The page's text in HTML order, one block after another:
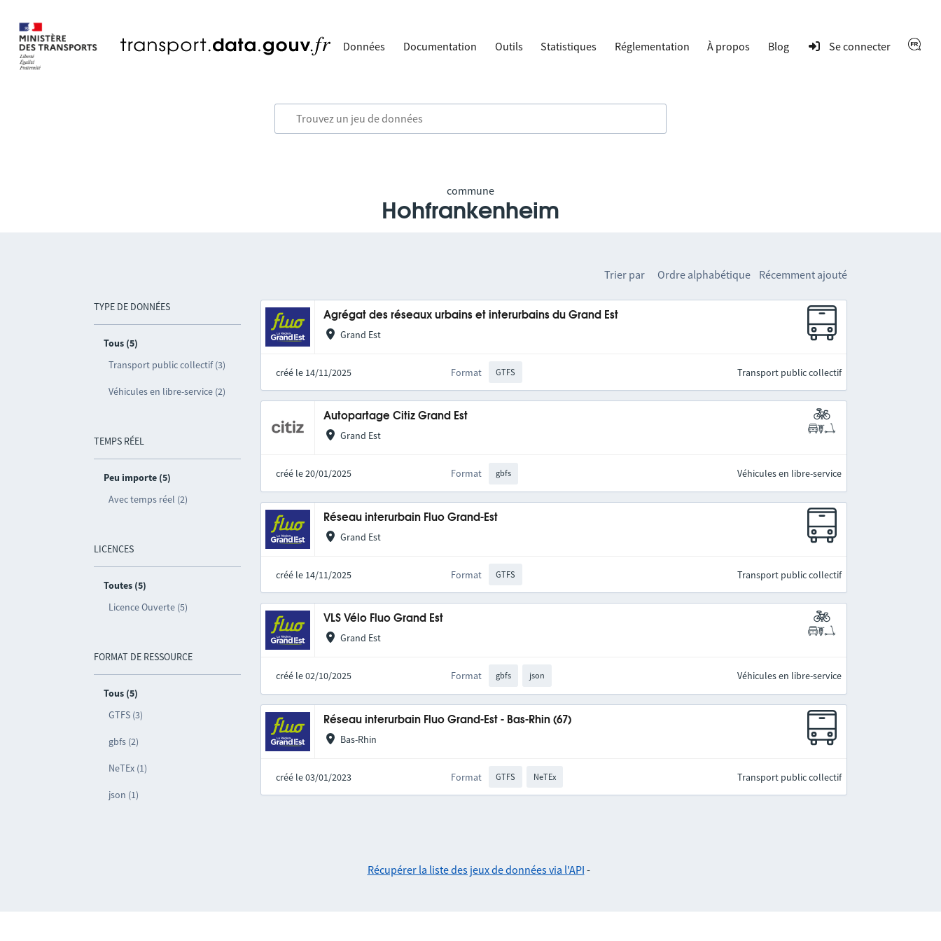
Données Documentation Outils Statistiques Réglementation À propos Blog Se connecter
commune
Hohfrankenheim
TYPE DE DONNÉES
Tous (5)
Transport public collectif (3)
Véhicules en libre-service (2)
TEMPS RÉEL
Peu importe (5)
Avec temps réel (2)
LICENCES
Toutes (5)
Licence Ouverte (5)
FORMAT DE RESSOURCE
Tous (5)
GTFS (3)
gbfs (2)
NeTEx (1)
json (1)
Trier par Ordre alphabétique Récemment ajouté
Agrégat des réseaux urbains et interurbains du Grand Est
Grand Est
créé le 14/11/2025 Format GTFS Transport public collectif
Autopartage Citiz Grand Est
Grand Est
créé le 20/01/2025 Format gbfs Véhicules en libre-service
Réseau interurbain Fluo Grand-Est
Grand Est
créé le 14/11/2025 Format GTFS Transport public collectif
VLS Vélo Fluo Grand Est
Grand Est
créé le 02/10/2025 Format gbfs json Véhicules en libre-service
Réseau interurbain Fluo Grand-Est - Bas-Rhin (67)
Bas-Rhin
créé le 03/01/2023 Format GTFS NeTEx Transport public collectif
Récupérer la liste des jeux de données via l'API -